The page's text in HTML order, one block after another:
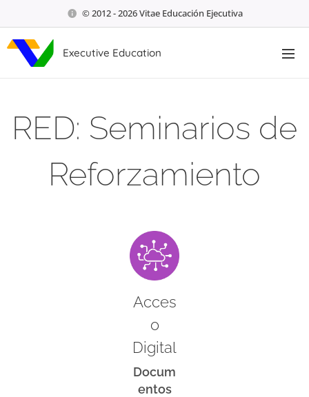
© 2012 - 2026 Vitae Educación Ejecutiva
Executive Education
RED: Seminarios de
Reforzamiento
Acces
o
Digital
Docum
entos